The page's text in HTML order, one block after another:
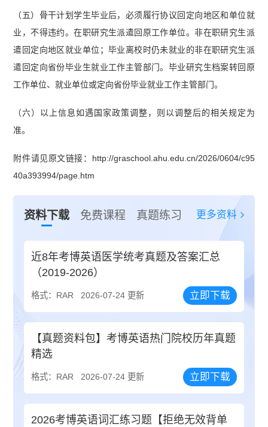
（五）骨干计划学生毕业后，必须履行协议回定向地区和单位就
业，不得违约。在职研究生派遣回原工作单位。非在职研究生派
遣回定向地区就业单位；毕业离校时仍未就业的非在职研究生派
遣回定向省份毕业生就业工作主管部门。毕业研究生档案转回原
工作单位、就业单位或定向省份毕业就业工作主管部门。
（六）以上信息如遇国家政策调整，则以调整后的相关规定为
准。
附件请见原文链接：http://graschool.ahu.edu.cn/2026/0604/c95
40a393994/page.htm
资料下载 免费课程 真题练习 更多资料
近8年考博英语医学统考真题及答案汇总
（2019-2026）
格式：RAR 2026-07-24 更新 立即下载
【真题资料包】考博英语热门院校历年真题
精选
格式：RAR 2026-07-24 更新 立即下载
2026考博英语词汇练习题【拒绝无效背单